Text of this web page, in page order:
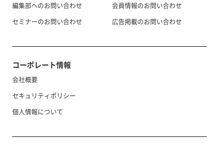
編集部へのお問い合わせ
セミナーのお問い合わせ
会員情報のお問い合わせ
広告掲載のお問い合わせ
コーポレート情報
会社概要
セキュリティポリシー
個人情報について